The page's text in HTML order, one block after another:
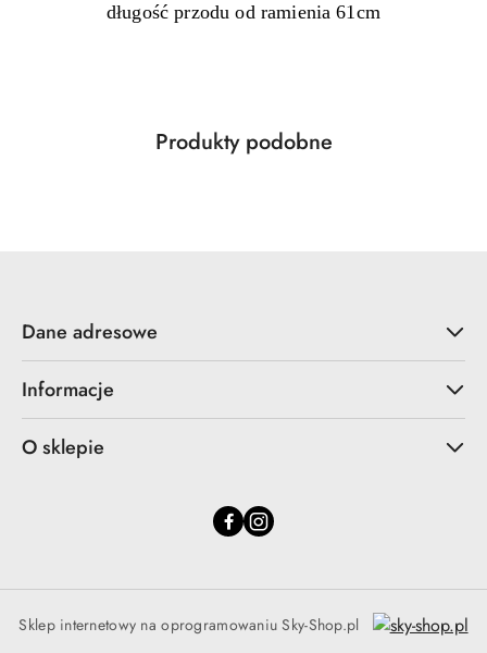
długość przodu od ramienia 61cm
Pomiń karuzelę produktów
Produkty
Produkty podobne
Dane adresowe
Informacje
O sklepie
Sklep internetowy na oprogramowaniu Sky-Shop.pl